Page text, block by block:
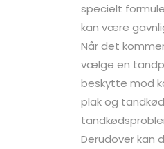
specielt
kan være
Når det
vælge en
beskytte mod
plak og
Derudover kan